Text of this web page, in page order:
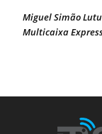
Miguel Simão
Multicaixa